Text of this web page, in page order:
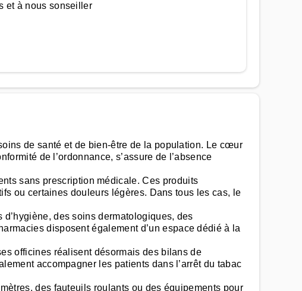
et à nous sonseiller
de santé et de bien-être de la population. Le cœur
de l’ordonnance, s’assure de l’absence
sans prescription médicale. Ces produits
ou certaines douleurs légères. Dans tous les cas, le
des soins dermatologiques, des
disposent également d’un espace dédié à la
officines réalisent désormais des bilans de
accompagner les patients dans l’arrêt du tabac
des fauteuils roulants ou des équipements pour